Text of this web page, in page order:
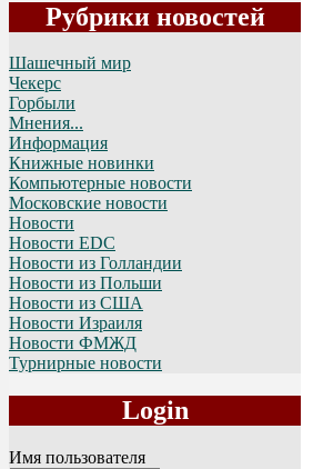
Рубрики новостей
Шашечный мир
Чекерс
Горбыли
Мнения...
Информация
Книжные новинки
Компьютерные новости
Московские новости
Новости
Новости EDC
Новости из Голландии
Новости из Польши
Новости из США
Новости Израиля
Новости ФМЖД
Турнирные новости
Login
Имя пользователя